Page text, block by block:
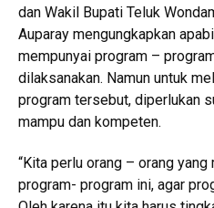
dan Wakil Bupati Teluk
Auparay mengungkapkan
mempunyai program –
dilaksanakan. Namun untuk
program tersebut, diperlukan
mampu dan kompeten.
“Kita perlu orang – orang yang
program- program ini, agar